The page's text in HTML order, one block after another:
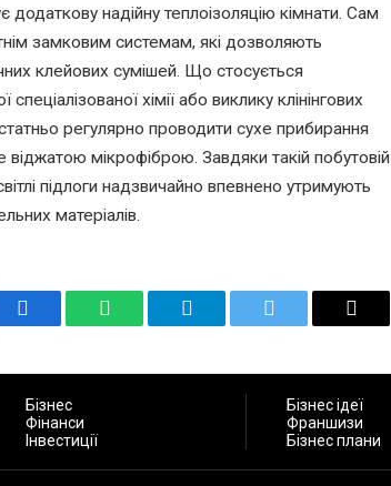
додаткову надійну теплоізоляцію кімнати. Сам
замковим системам, які дозволяють
клейових сумішей. Що стосується
хімії або виклику клінінгових
регулярно проводити сухе прибирання
мікрофіброю. Завдяки такій побутовій
підлоги надзвичайно впевнено утримують
матеріалів.
Facebook WhatsAppTelegram Twitter Email
Бізнес
Фінанси
Інвестиції
Бізнес ідеї
Франшизи
Бізнес плани